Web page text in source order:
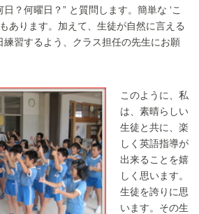
？何曜日？” と質問します。簡単な ‘こ
あります。加えて、生徒が自然に言える
練習するよう、クラス担任の先生にお願
このように、私
は、素晴らしい
生徒と共に、楽
しく英語指導が
出来ることを嬉
しく思います。
生徒を誇りに思
います。その生